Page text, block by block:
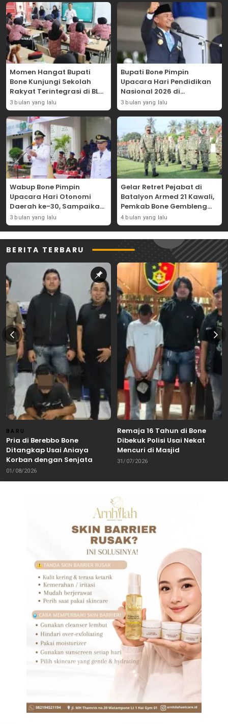
Momen Hangat Bupati
Bone Kunjungi Sekolah
Rakyat Terintegrasi di BLK
Bajoe
3 bulan yang lalu
Bupati Bone Pimpin
Upacara Hari Pendidikan
Nasional 2026 di
Lapangan Merdeka
3 bulan yang lalu
Wabup Bone Pimpin
Upacara Hari Otonomi
Daerah ke-30, Sampaikan
Amanat Mendagri
Wujudkan Asta Cita
3 bulan yang lalu
Gelar Retret Pejabat di
Batalyon Armed 21 Kawali,
Pemkab Bone Gembleng
Kedisiplinan Camat dan
Pimpinan OPD
4 bulan yang lalu
BERITA TERBARU
BARU
Pria di Berebbo Bone
Ditangkap Usai Aniaya
Korban dengan Senjata
Tajam
01/08/2026
Remaja 16 Tahun di Bone
Dibekuk Polisi Usai Nekat
Mencuri di Masjid
31/07/2026